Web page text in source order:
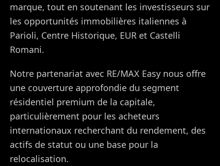
marque, tout en soutenant les investisseurs sur
les opportunités immobilières italiennes à
Parioli, Centre Historique, EUR et Castelli
Romani.
Notre partenariat avec RE/MAX Easy nous offre
une couverture approfondie du segment
résidentiel premium de la capitale,
particulièrement pour les acheteurs
internationaux recherchant du rendement, des
actifs de statut ou une base pour la
relocalisation.